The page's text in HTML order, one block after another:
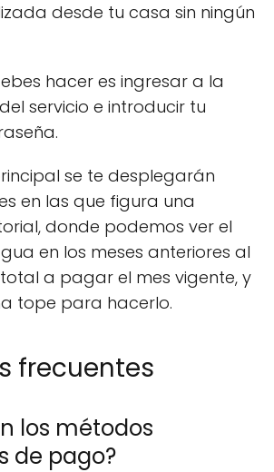
desde tu casa sin ningún
hacer es ingresar a la
servicio e introducir tu
se te desplegarán
en las que figura una
donde podemos ver el
en los meses anteriores al
a pagar el mes vigente, y
tope para hacerlo.
frecuentes
los métodos
de pago?